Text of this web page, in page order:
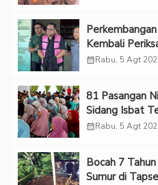
Kembali
calendar_monthRabu, 5 Agt
81 Pasangan
Sidang Isbat
calendar_monthRabu, 5 Agt
Bocah 7
Sumur di